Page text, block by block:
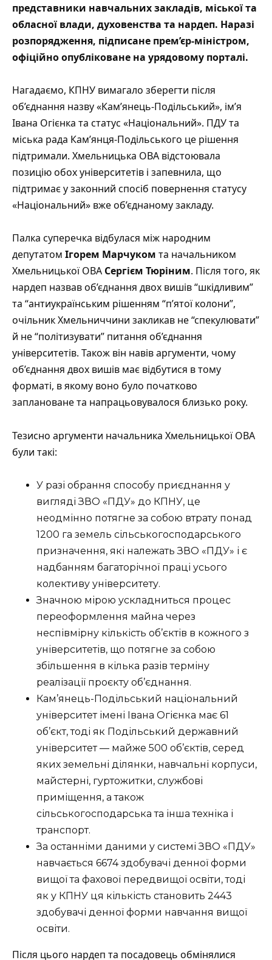
представники навчальних закладів, міської та
обласної влади, духовенства та нардеп. Наразі
розпорядження, підписане прем’єр-міністром,
офіційно опубліковане на урядовому порталі.
Нагадаємо, КПНУ вимагало зберегти після
об’єднання назву «Кам’янець-Подільський», ім’я
Івана Огієнка та статус «Національний». ПДУ та
міська рада Кам’янця-Подільського це рішення
підтримали. Хмельницька ОВА відстоювала
позицію обох університетів і запевнила, що
підтримає у законний спосіб повернення статусу
«Національний» вже об’єднаному закладу.
Палка суперечка відбулася між народним
депутатом Ігорем Марчуком та начальником
Хмельницької ОВА Сергієм Тюріним. Після того, як
нардеп назвав об’єднання двох вишів “шкідливим”
та “антиукраїнським рішенням “п’ятої колони”,
очільник Хмельниччини закликав не “спекулювати”
й не “політизувати” питання об’єднання
університетів. Також він навів аргументи, чому
об’єднання двох вишів має відбутися в тому
форматі, в якому воно було початково
заплановане та напрацьовувалося близько року.
Тезисно аргументи начальника Хмельницької ОВА
були такі:
У разі обрання способу приєднання у
вигляді ЗВО «ПДУ» до КПНУ, це
неодмінно потягне за собою втрату понад
1200 га земель сільськогосподарського
призначення, які належать ЗВО «ПДУ» і є
надбанням багаторічної праці усього
колективу університету.
Значною мірою ускладниться процес
переоформлення майна через
неспівмірну кількість об’єктів в кожного з
університетів, що потягне за собою
збільшення в кілька разів терміну
реалізації проєкту об’єднання.
Кам’янець-Подільський національний
університет імені Івана Огієнка має 61
об’єкт, тоді як Подільський державний
університет — майже 500 об’єктів, серед
яких земельні ділянки, навчальні корпуси,
майстерні, гуртожитки, службові
приміщення, а також
сільськогосподарська та інша техніка і
транспорт.
За останніми даними у системі ЗВО «ПДУ»
навчається 6674 здобувачі денної форми
вищої та фахової передвищої освіти, тоді
як у КПНУ ця кількість становить 2443
здобувачі денної форми навчання вищої
освіти.
Після цього нардеп та посадовець обмінялися